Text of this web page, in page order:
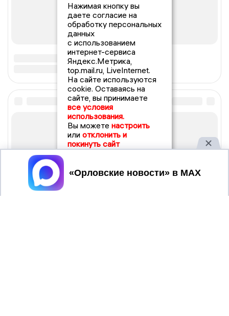
Нажимая кнопку вы
даете согласие на
обработку персональных
данных
с использованием
интернет-сервиса
Яндекс.Метрика,
top.mail.ru, LiveInternet.
На сайте используются
cookie. Оставаясь на
сайте, вы принимаете
все условия
использования.
Вы можете настроить
или отклонить и
покинуть сайт
Принять